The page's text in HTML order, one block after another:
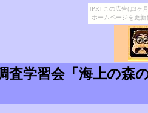
[PR] この広告は3ヶ
ホームページを更
査学習会「海上の森